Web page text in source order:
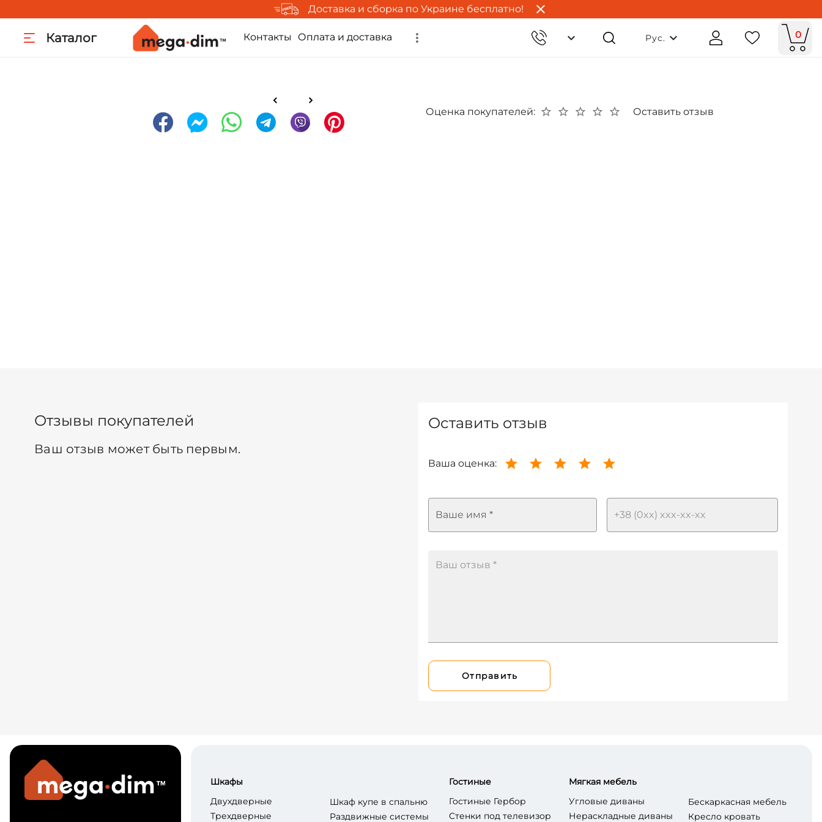
Доставка и сборка по Украине бесплатно!
Каталог Контакты Оплата и доставка Рус. 0
Оценка покупателей: Оставить отзыв
Отзывы покупателей
Ваш отзыв может быть первым.
Оставить отзыв
Ваша оценка:
Ваше имя *
Отправить
Шкафы
Двухдверные
Трехдверные
Шкаф купе в спальню
Раздвижные системы
Гостиные
Гостиные Гербор
Стенки под телевизор
Мягкая мебель
Угловые диваны
Нераскладные диваны
Бескаркасная мебель
Кресло кровать